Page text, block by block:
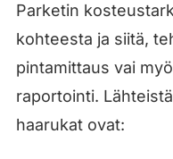
Parketin
kohteesta ja siitä,
pintamittaus vai
raportointi.
haarukat ovat: